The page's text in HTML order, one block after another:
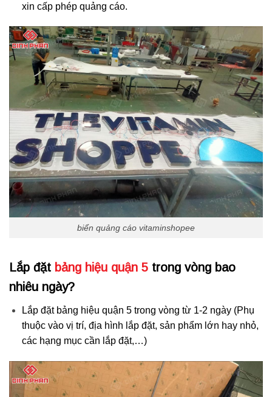
xin cấp phép quảng cáo.
biển quảng cáo vitaminshopee
Lắp đặt bảng hiệu quận 5 trong vòng bao
nhiêu ngày?
Lắp đặt bảng hiệu quận 5 trong vòng từ 1-2 ngày (Phụ
thuộc vào vị trí, địa hình lắp đặt, sản phẩm lớn hay nhỏ,
các hạng mục cần lắp đặt,…)